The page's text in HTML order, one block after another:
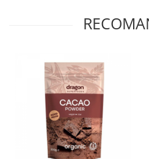
Parazitoză digestivă
Pneumonie
Prostatită
Reflux Gastro-Esofagian
Remineralizare